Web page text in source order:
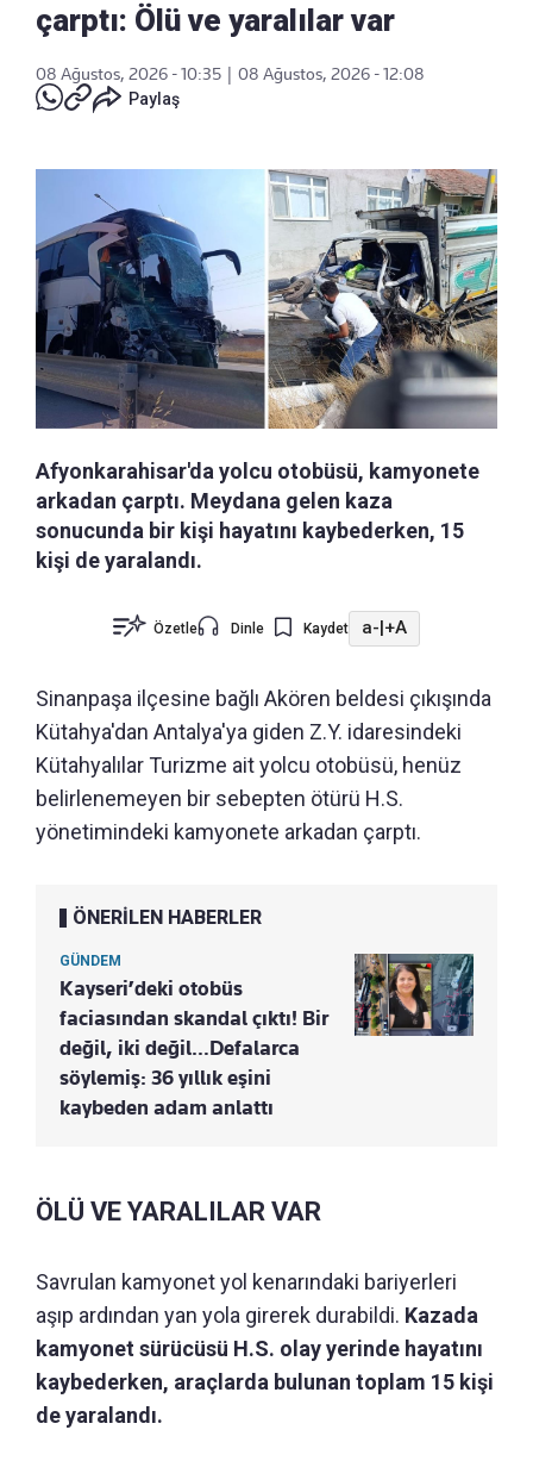
çarptı: Ölü ve yaralılar var
08 Ağustos, 2026 - 10:35
08 Ağustos, 2026 - 12:08
Paylaş
Afyonkarahisar'da yolcu otobüsü, kamyonete
arkadan çarptı. Meydana gelen kaza
sonucunda bir kişi hayatını kaybederken, 15
kişi de yaralandı.
Özetle Dinle Kaydet a- +A
Sinanpaşa ilçesine bağlı Akören beldesi çıkışında
Kütahya'dan Antalya'ya giden Z.Y. idaresindeki
Kütahyalılar Turizme ait yolcu otobüsü, henüz
belirlenemeyen bir sebepten ötürü H.S.
yönetimindeki kamyonete arkadan çarptı.
ÖNERİLEN HABERLER
GÜNDEM
Kayseri’deki otobüs
faciasından skandal çıktı! Bir
değil, iki değil…Defalarca
söylemiş: 36 yıllık eşini
kaybeden adam anlattı
ÖLÜ VE YARALILAR VAR
Savrulan kamyonet yol kenarındaki bariyerleri
aşıp ardından yan yola girerek durabildi. Kazada
kamyonet sürücüsü H.S. olay yerinde hayatını
kaybederken, araçlarda bulunan toplam 15 kişi
de yaralandı.